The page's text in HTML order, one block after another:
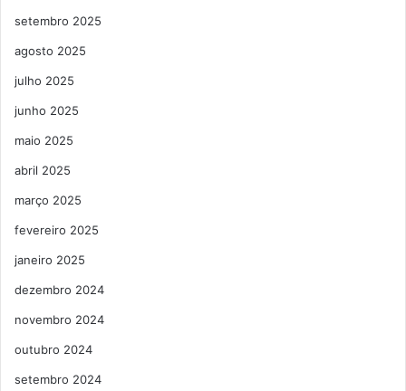
setembro 2025
agosto 2025
julho 2025
junho 2025
maio 2025
abril 2025
março 2025
fevereiro 2025
janeiro 2025
dezembro 2024
novembro 2024
outubro 2024
setembro 2024